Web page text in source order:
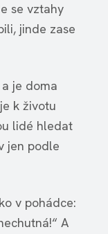
se vztahy
jinde zase
je doma
k životu
lidé hledat
jen podle
v pohádce:
A